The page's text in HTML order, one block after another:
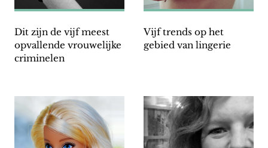
Dit zijn de vijf meest
opvallende vrouwelijke
criminelen
Vijf trends op het
gebied van lingerie